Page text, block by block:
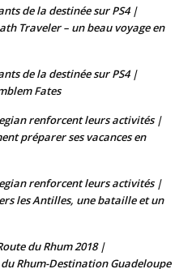
de la destinée sur PS4 |
Traveler – un beau voyage en
de la destinée sur PS4 |
Fates
renforcent leurs activités |
préparer ses vacances en
renforcent leurs activités |
les Antilles, une bataille et un
du Rhum 2018 |
Rhum-Destination Guadeloupe